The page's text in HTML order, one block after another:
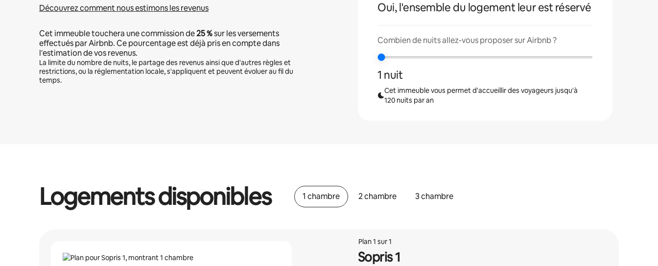
Découvrez comment nous estimons les revenus
Cet immeuble touchera une commission de25 %sur les versements
effectués par Airbnb. Ce pourcentage est déjà pris en compte dans
l'estimation de vos revenus.
La limite du nombre de nuits, le partage des revenus ainsi que d'autres règles et
restrictions, ou la réglementation locale, s'appliquent et peuvent évoluer au fil du
temps.
Oui, l'ensemble du logement leur est réservé
Combien de nuits allez-vous proposer sur Airbnb ?
1 nuit
Cet immeuble vous permet d'accueillir des voyageurs jusqu'à
120 nuits par an
Logements disponibles 1 chambre 2 chambre 3 chambre
Plan 1 sur 1
Sopris 1